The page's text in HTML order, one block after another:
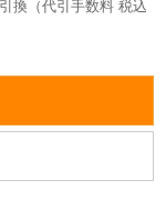
換（代引手数料 税込